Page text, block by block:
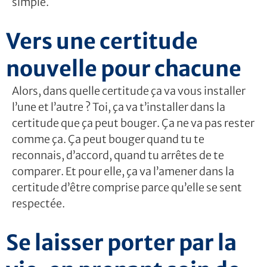
Vers une certitude
nouvelle pour chacune
Alors, dans quelle certitude ça va vous installer
l’une et l’autre ? Toi, ça va t’installer dans la
certitude que ça peut bouger. Ça ne va pas rester
comme ça. Ça peut bouger quand tu te
reconnais, d’accord, quand tu arrêtes de te
comparer. Et pour elle, ça va l’amener dans la
certitude d’être comprise parce qu’elle se sent
respectée.
Se laisser porter par la